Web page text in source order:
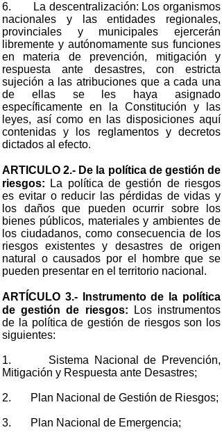
6. La descentralización: Los organismos
nacionales y las entidades regionales,
provinciales y municipales ejercerán
libremente y autónomamente sus funciones
en materia de prevención, mitigación y
respuesta ante desastres, con estricta
sujeción a las atribuciones que a cada una
de ellas se les haya asignado
específicamente en la Constitución y las
leyes, así como en las disposiciones aquí
contenidas y los reglamentos y decretos
dictados al efecto.
ARTICULO 2.- De la política de gestión de
riesgos:
La política de gestión de riesgos
es evitar o reducir las pérdidas de vidas y
los daños que pueden ocurrir sobre los
bienes públicos, materiales y ambientes de
los ciudadanos, como consecuencia de los
riesgos existentes y desastres de origen
natural o causados por el hombre que se
pueden presentar en el territorio nacional.
ARTÍCULO 3.- Instrumento de la política
de gestión de riesgos:
Los instrumentos
de la política de gestión de riesgos son los
siguientes:
1. Sistema Nacional de Prevención,
Mitigación y Respuesta ante Desastres;
2. Plan Nacional de Gestión de Riesgos;
3. Plan Nacional de Emergencia;